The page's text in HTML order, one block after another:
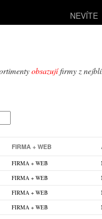
NEVÍTE
obsazujífirmy z
FIRMA + WEB
FIRMA + WEB
FIRMA + WEB
FIRMA + WEB
FIRMA + WEB